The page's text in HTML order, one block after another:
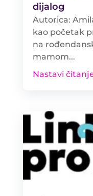
dijalog
Autorica:
kao početak
na
mamom...
Nastavi